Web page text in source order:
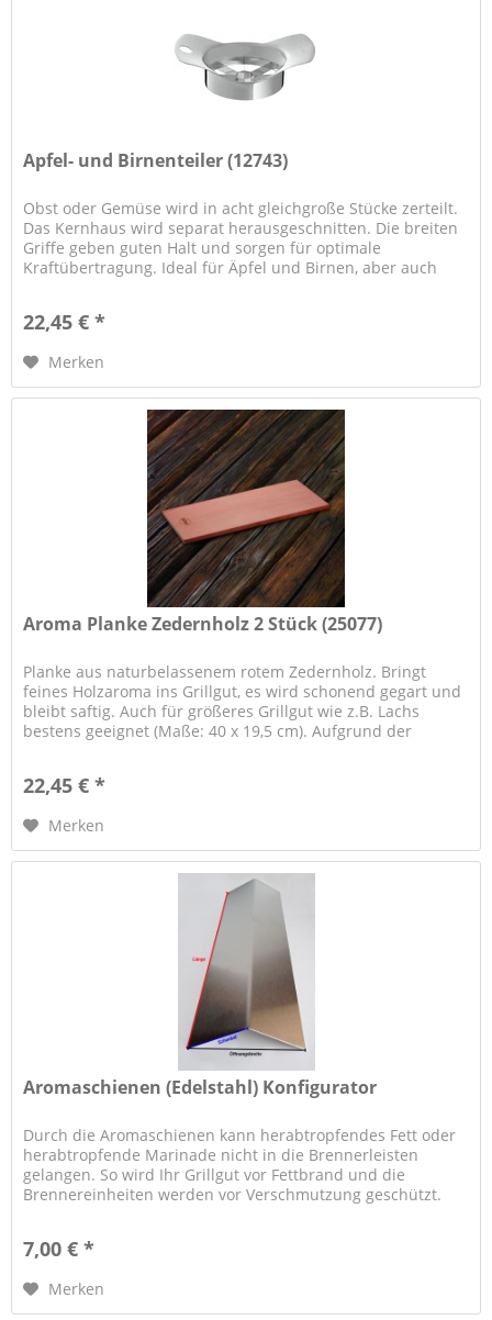
Apfel- und Birnenteiler (12743)
Obst oder Gemüse wird in acht gleichgroße Stücke zerteilt.
Das Kernhaus wird separat herausgeschnitten. Die breiten
Griffe geben guten Halt und sorgen für optimale
Kraftübertragung. Ideal für Äpfel und Birnen, aber auch
22,45 € *
Merken
Aroma Planke Zedernholz 2 Stück (25077)
Planke aus naturbelassenem rotem Zedernholz. Bringt
feines Holzaroma ins Grillgut, es wird schonend gegart und
bleibt saftig. Auch für größeres Grillgut wie z.B. Lachs
bestens geeignet (Maße: 40 x 19,5 cm). Aufgrund der
22,45 € *
Merken
Aromaschienen (Edelstahl) Konfigurator
Durch die Aromaschienen kann herabtropfendes Fett oder
herabtropfende Marinade nicht in die Brennerleisten
gelangen. So wird Ihr Grillgut vor Fettbrand und die
Brennereinheiten werden vor Verschmutzung geschützt.
7,00 € *
Merken